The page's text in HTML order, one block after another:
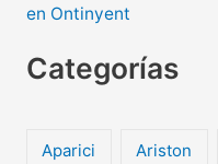
en Ontinyent
Categorías
Aparici Ariston